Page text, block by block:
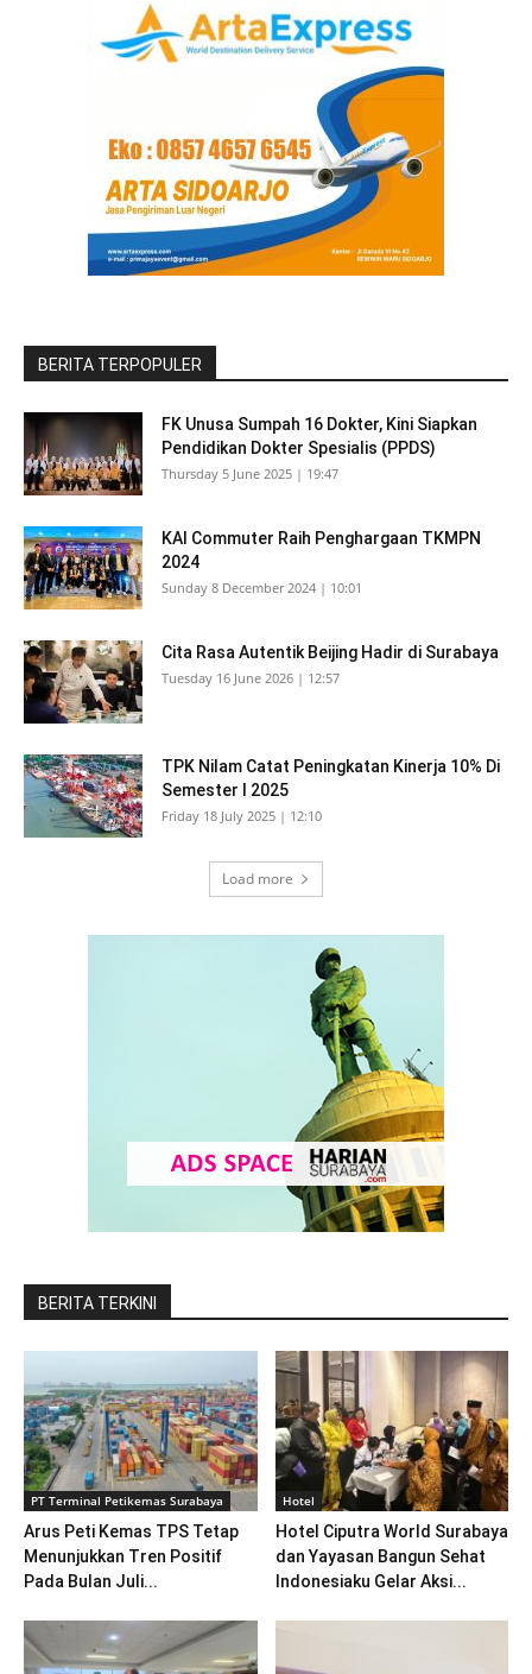
BERITA TERPOPULER
FK Unusa Sumpah 16 Dokter, Kini Siapkan
Pendidikan Dokter Spesialis (PPDS)
Thursday 5 June 2025 | 19:47
KAI Commuter Raih Penghargaan TKMPN
2024
Sunday 8 December 2024 | 10:01
Cita Rasa Autentik Beijing Hadir di Surabaya
Tuesday 16 June 2026 | 12:57
TPK Nilam Catat Peningkatan Kinerja 10% Di
Semester I 2025
Friday 18 July 2025 | 12:10
Load more
BERITA TERKINI
PT Terminal Petikemas Surabaya
Arus Peti Kemas TPS Tetap
Menunjukkan Tren Positif
Pada Bulan Juli...
Hotel
Hotel Ciputra World Surabaya
dan Yayasan Bangun Sehat
Indonesiaku Gelar Aksi...